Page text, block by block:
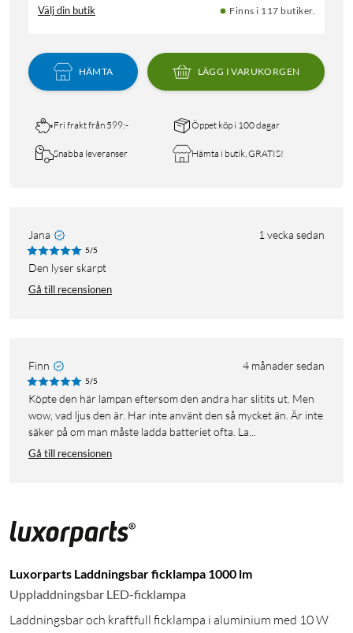
Välj din butik Finns i 117 butiker.
HÄMTA LÄGG I VARUKORGEN
Fri frakt från 599:- Öppet köp i 100 dagar
Snabba leveranser Hämta i butik, GRATIS!
Jana 1 vecka sedan
5/5
den lyser skarpt
Gå till recensionen
Finn 4 månader sedan
5/5
Köpte den här lampan eftersom den andra har slitits ut. Men
wow, vad ljus den är. Har inte använt den så mycket än. Är inte
säker på om man måste ladda batteriet ofta. La...
Gå till recensionen
Luxorparts Laddningsbar ficklampa 1000 lm
Uppladdningsbar LED-ficklampa
Laddningsbar och kraftfull ficklampa i aluminium med 10 W